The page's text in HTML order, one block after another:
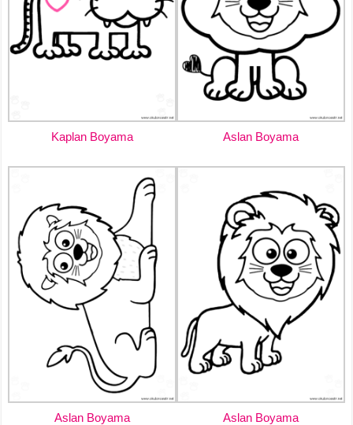
Kaplan Boyama Aslan Boyama
Aslan Boyama Aslan Boyama